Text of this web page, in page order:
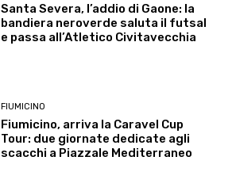
Santa Severa, l’addio di Gaone: la
bandiera neroverde saluta il futsal
e passa all’Atletico Civitavecchia
FIUMICINO
Fiumicino, arriva la Caravel Cup
Tour: due giornate dedicate agli
scacchi a Piazzale Mediterraneo